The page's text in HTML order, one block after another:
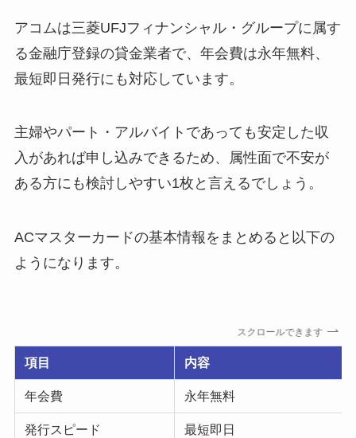
アコムは三菱UFJフィナンシャル・グループに属す
る金融庁登録の貸金業者で、年会費は永年無料、
最短即日発行にも対応しています。
主婦やパート・アルバイトであっても安定した収
入があれば申し込みできるため、属性面で不安が
ある方にも検討しやすい1枚と言えるでしょう。
ACマスターカードの基本情報をまとめると以下の
ようになります。
スクロールできます
項目 内容
年会費 永年無料
発行スピード 最短即日